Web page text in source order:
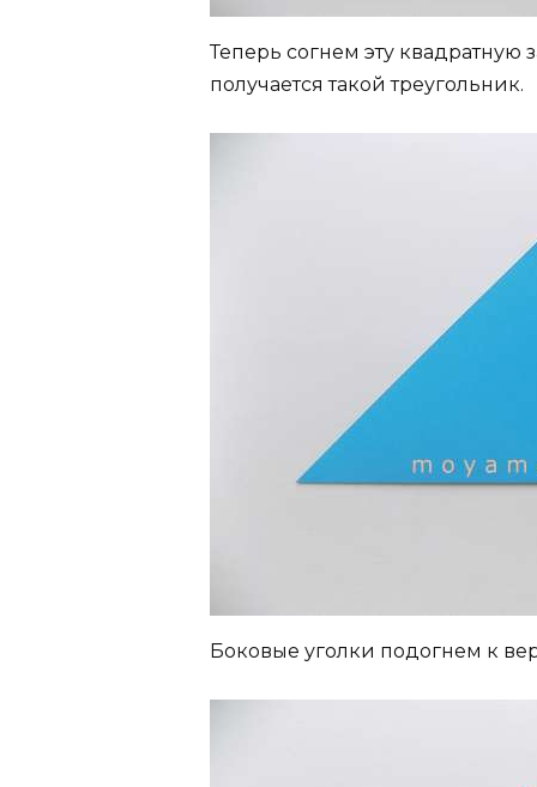
Теперь согнем эту квадратную
получается такой треугольник.
Боковые уголки подогнем к